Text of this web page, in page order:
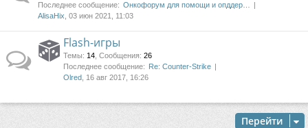
Последнее сообщение: Онкофорум для помощи и опддер…
AlisaHix , 03 июн 2021, 11:03
Flash-игры
Темы: 14 Сообщения: 26
Последнее сообщение: Re: Counter-Strike
Olred , 16 авг 2017, 16:26
Перейти